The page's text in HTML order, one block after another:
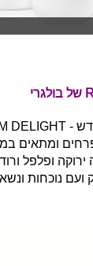
ומתאים
ירוקה ופלפל